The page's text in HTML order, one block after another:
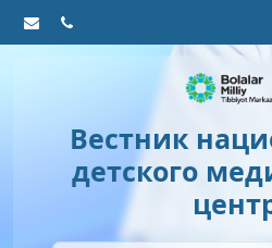
Вестник
детского